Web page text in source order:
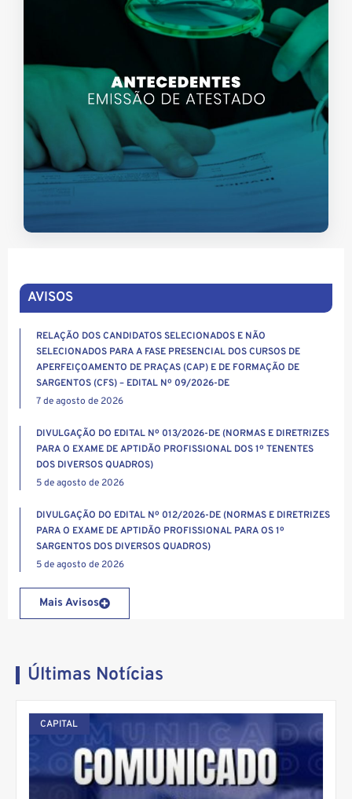
AVISOS
RELAÇÃO DOS CANDIDATOS SELECIONADOS E NÃO
SELECIONADOS PARA A FASE PRESENCIAL DOS CURSOS DE
APERFEIÇOAMENTO DE PRAÇAS (CAP) E DE FORMAÇÃO DE
SARGENTOS (CFS) – EDITAL Nº 09/2026-DE
7 de agosto de 2026
DIVULGAÇÃO DO EDITAL Nº 013/2026-DE (NORMAS E DIRETRIZES
PARA O EXAME DE APTIDÃO PROFISSIONAL DOS 1º TENENTES
DOS DIVERSOS QUADROS)
5 de agosto de 2026
DIVULGAÇÃO DO EDITAL Nº 012/2026-DE (NORMAS E DIRETRIZES
PARA O EXAME DE APTIDÃO PROFISSIONAL PARA OS 1º
SARGENTOS DOS DIVERSOS QUADROS)
5 de agosto de 2026
Mais Avisos
Últimas Notícias
CAPITAL